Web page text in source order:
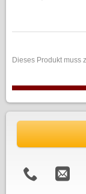
Dieses Produkt muss